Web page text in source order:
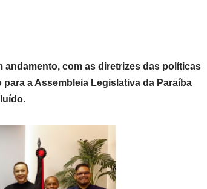
andamento, com as diretrizes das políticas
a Assembleia Legislativa da Paraíba